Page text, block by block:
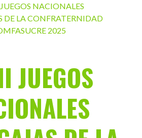
JUEGOS